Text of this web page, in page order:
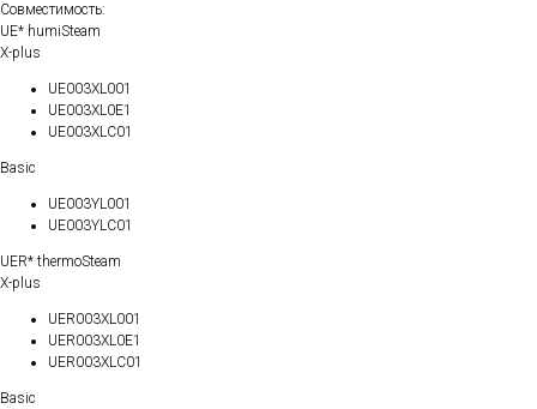
Совместимость:
UE* humiSteam
X-plus
UE003XL001
UE003XL0E1
UE003XLC01
Basic
UE003YL001
UE003YLC01
UER* thermoSteam
X-plus
UER003XL001
UER003XL0E1
UER003XLC01
Basic